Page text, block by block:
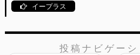
イープラス
投稿ナビゲーシ